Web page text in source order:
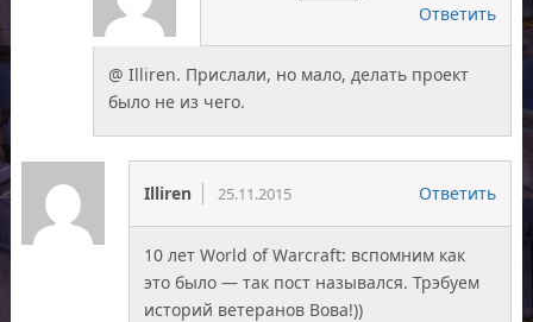
Ответить
@ Illiren. Прислали, но мало, делать проект
было не из чего.
Illiren 25.11.2015 Ответить
10 лет World of Warcraft: вспомним как
это было — так пост назывался. Трэбуем
историй ветеранов Вова!))